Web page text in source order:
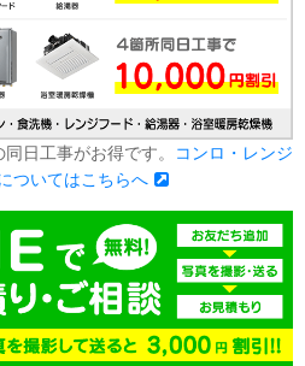
日工事がお得です。
コンロ・レンジ
ついてはこちらへ